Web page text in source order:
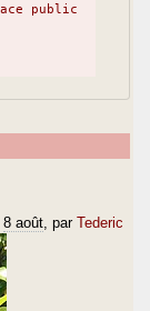
public
8 août , par Tederic